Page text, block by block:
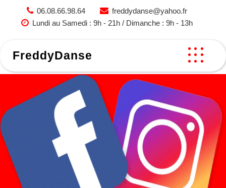
06.08.66.98.64
freddydanse@yahoo.fr
Lundi au Samedi : 9h - 21h / Dimanche : 9h - 13h
FreddyDanse